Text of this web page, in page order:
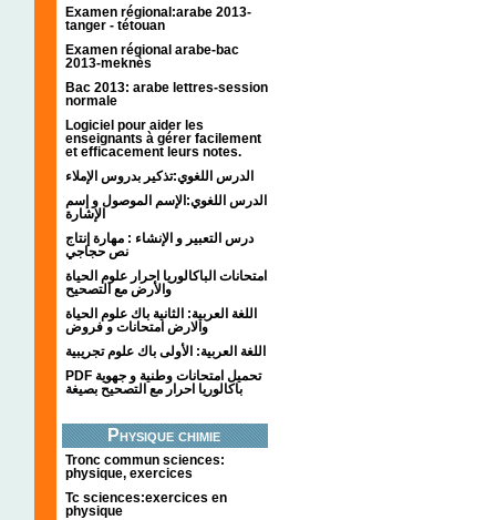
Examen régional:arabe 2013-
tanger - tétouan
Examen régional arabe-bac
2013-meknès
Bac 2013: arabe lettres-session
normale
Logiciel pour aider les
enseignants à gérer facilement
et efficacement leurs notes.
الدرس اللغوي:تذكير بدروس الإملاء
الدرس اللغوي:الإسم الموصول و إسم
الإشارة
درس التعبير و الإنشاء : مهارة إنتاج
نص حجاجي
امتحانات الباكالوريا احرار علوم الحياة
والأرض مع التصحيح
اللغة العربية: الثانية باك علوم الحياة
والارض امتحانات و فروض
اللغة العربية: الأولى باك علوم تجريبية
PDF تحميل امتحانات وطنية و جهوية
باكالوريا احرار مع التصحيح بصيغة
Physique chimie
Tronc commun sciences:
physique, exercices
Tc sciences:exercices en
physique